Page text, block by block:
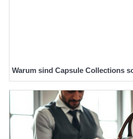
Warum sind Capsule Collections